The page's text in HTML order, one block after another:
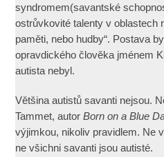
syndromem(savantské
ostrůvkovité talenty v oblastech
paměti, nebo hudby“. Postava
opravdického člověka jménem
autista nebyl.
Většina autistů savanti nejsou.
Tammet, autorBorn on a Blue
výjimkou, nikoliv pravidlem. Ne
ne všichni savanti jsou autisté.